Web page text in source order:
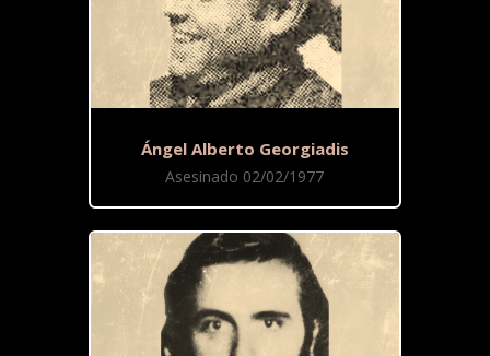
Ángel Alberto Georgiadis
Asesinado 02/02/1977